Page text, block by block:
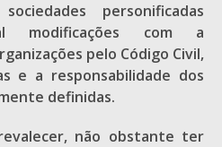
personificadas
modificações com a
pelo Código Civil,
e a responsabilidade dos
definidas.
não obstante ter